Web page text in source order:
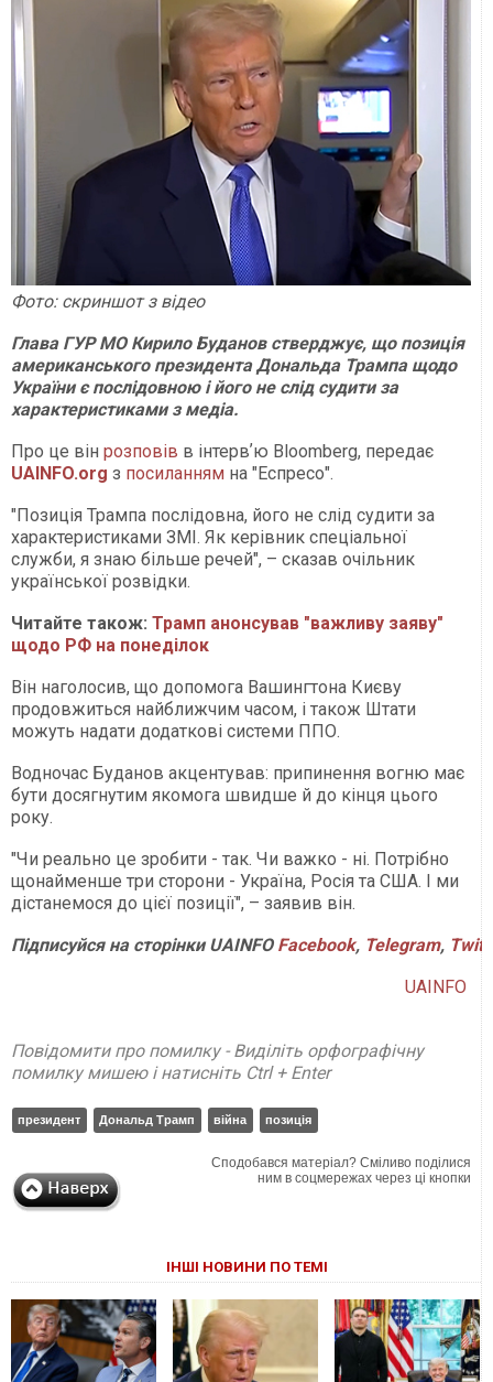
Фото: скриншот з відео
Глава ГУР МО Кирило Буданов стверджує, що позиція
американського президента Дональда Трампа щодо
України є послідовною і його не слід судити за
характеристиками з медіа.
Про це він розповів в інтервʼю Bloomberg, передає
UAINFO.org з посиланням на "Еспресо".
"Позиція Трампа послідовна, його не слід судити за
характеристиками ЗМІ. Як керівник спеціальної
служби, я знаю більше речей", – сказав очільник
української розвідки.
Читайте також: Трамп анонсував "важливу заяву"
щодо РФ на понеділок
Він наголосив, що допомога Вашингтона Києву
продовжиться найближчим часом, і також Штати
можуть надати додаткові системи ППО.
Водночас Буданов акцентував: припинення вогню має
бути досягнутим якомога швидше й до кінця цього
року.
"Чи реально це зробити - так. Чи важко - ні. Потрібно
щонайменше три сторони - Україна, Росія та США. І ми
дістанемося до цієї позиції", – заявив він.
ПідписуйсянасторінкиUAINFO Facebook, Telegram,
UAINFO
Повідомити про помилку - Виділіть орфографічну
помилку мишею і натисніть Ctrl + Enter
президент Дональд Трамп війна позиція
Сподобався матеріал? Сміливо поділися
ним в соцмережах через ці кнопки
ІНШІ НОВИНИ ПО ТЕМІ